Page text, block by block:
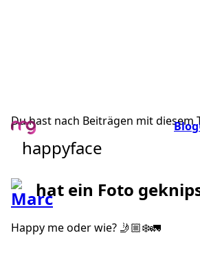
Blog
Du hast nach Beiträgen mit diesem
happyface
hat ein Foto
Happy me oder wie? 🤳🏼❄️🚛